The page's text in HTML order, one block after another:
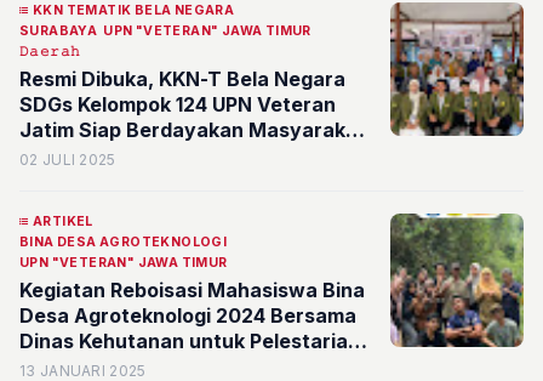
KKN TEMATIK BELA NEGARA
SURABAYA UPN "VETERAN" JAWA TIMUR
𝙳𝚊𝚎𝚛𝚊𝚑
Resmi Dibuka, KKN-T Bela Negara
SDGs Kelompok 124 UPN Veteran
Jatim Siap Berdayakan Masyarakat
Kedurus
02 JULI 2025
ARTIKEL
BINA DESA AGROTEKNOLOGI
UPN "VETERAN" JAWA TIMUR
Kegiatan Reboisasi Mahasiswa Bina
Desa Agroteknologi 2024 Bersama
Dinas Kehutanan untuk Pelestarian
Ekologi Hutan
13 JANUARI 2025